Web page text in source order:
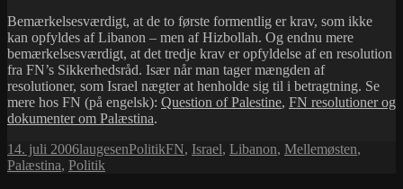
Bemærkelsesværdigt, at de to første formentlig er krav, som ikke
kan opfyldes af Libanon – men af Hizbollah. Og endnu mere
bemærkelsesværdigt, at det tredje krav er opfyldelse af en resolution
fra FN’s Sikkerhedsråd. Især når man tager mængden af
resolutioner, som Israel nægter at henholde sig til i betragtning. Se
mere hos FN (på engelsk): Question of Palestine, FN resolutioner og
dokumenter om Palæstina.
Udgivet
i
14. juli 2006Forfatter
laugesenKategorier
PolitikTags
FN, Israel, Libanon, Mellemøsten,
Palæstina, Politik